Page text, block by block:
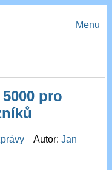
Menu
pro
Autor:Jan